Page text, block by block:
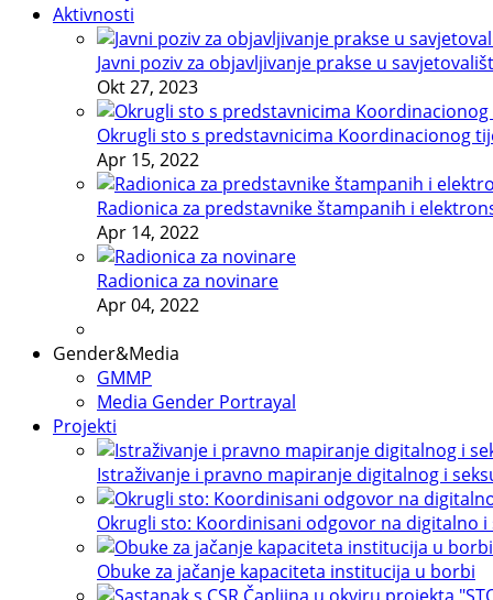
Aktivnosti
Javni poziv za objavljivanje prakse u
Okt 27, 2023
Okrugli sto s predstavnicima Koordinacionog
Apr 15, 2022
Radionica za predstavnike štampanih i
Apr 14, 2022
Radionica za novinare
Apr 04, 2022
Gender&Media
GMMP
Media Gender Portrayal
Projekti
Istraživanje i pravno mapiranje digitalnog i
Okrugli sto: Koordinisani odgovor na digitalno i
Obuke za jačanje kapaciteta institucija u borbi